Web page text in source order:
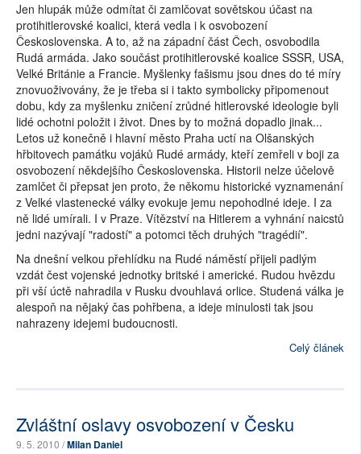
Jen hlupák může odmítat či zamlčovat sovětskou účast na
protihitlerovské koalici, která vedla i k osvobození
Československa. A to, až na západní část Čech, osvobodila
Rudá armáda. Jako součást protihitlerovské koalice SSSR, USA,
Velké Británie a Francie. Myšlenky fašismu jsou dnes do té míry
znovuoživovány, že je třeba si i takto symbolicky připomenout
dobu, kdy za myšlenku zničení zrůdné hitlerovské ideologie byli
lidé ochotni položit i život. Dnes by to možná dopadlo jinak...
Letos už konečně i hlavní město Praha uctí na Olšanských
hřbitovech památku vojáků Rudé armády, kteří zemřeli v boji za
osvobození někdejšího Československa. Historii nelze účelově
zamlčet či přepsat jen proto, že někomu historické vyznamenání
z Velké vlastenecké války evokuje jemu nepohodlné ideje. I za
ně lidé umírali. I v Praze. Vítězství na Hitlerem a vyhnání naicstů
jedni nazývají "radostí" a potomci těch druhých "tragédií".
Na dnešní velkou přehlídku na Rudé náměstí přijeli padlým
vzdát čest vojenské jednotky britské i americké. Rudou hvězdu
při vší úctě nahradila v Rusku dvouhlavá orlice. Studená válka je
alespoň na nějaký čas pohřbena, a ideje minulosti tak jsou
nahrazeny idejemi budoucnosti.
Celý článek
Zvláštní oslavy osvobození v Česku
9. 5. 2010 /Milan Daniel